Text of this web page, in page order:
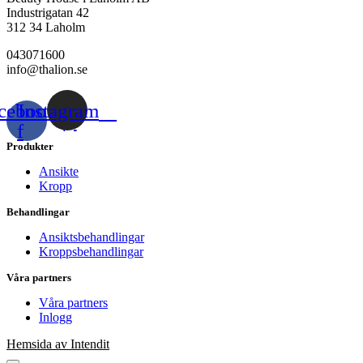
Industrigatan 42
312 34 Laholm
043071600
info@thalion.se
f
Instagram
Produkter
Ansikte
Kropp
Behandlingar
Ansiktsbehandlingar
Kroppsbehandlingar
Våra partners
Våra partners
Inlogg
Hemsida av Intendit